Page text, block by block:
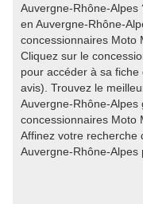
Auvergne-Rhône-
en Auvergne-Rhône-
concessionnaires Moto
Cliquez sur le
pour accéder à sa
avis). Trouvez le
Auvergne-Rhône-
concessionnaires Moto
Affinez votre recherche
Auvergne-Rhône-